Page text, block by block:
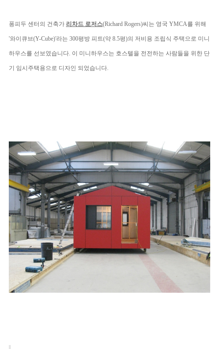
퐁피두 센터의 건축가 리차드 로저스(Richard Rogers)씨 는 영국 YMCA를 위해
'와이큐브(Y-Cube)'라는 300평방 피트(약 8.5평)의 저비용 조립식 주택으로 미니
하우스를 선보였습니다. 이 미니하우스는 호스텔을 전전하는 사람들을 위한 단
기 임시주택용으로 디자인 되었습니다.